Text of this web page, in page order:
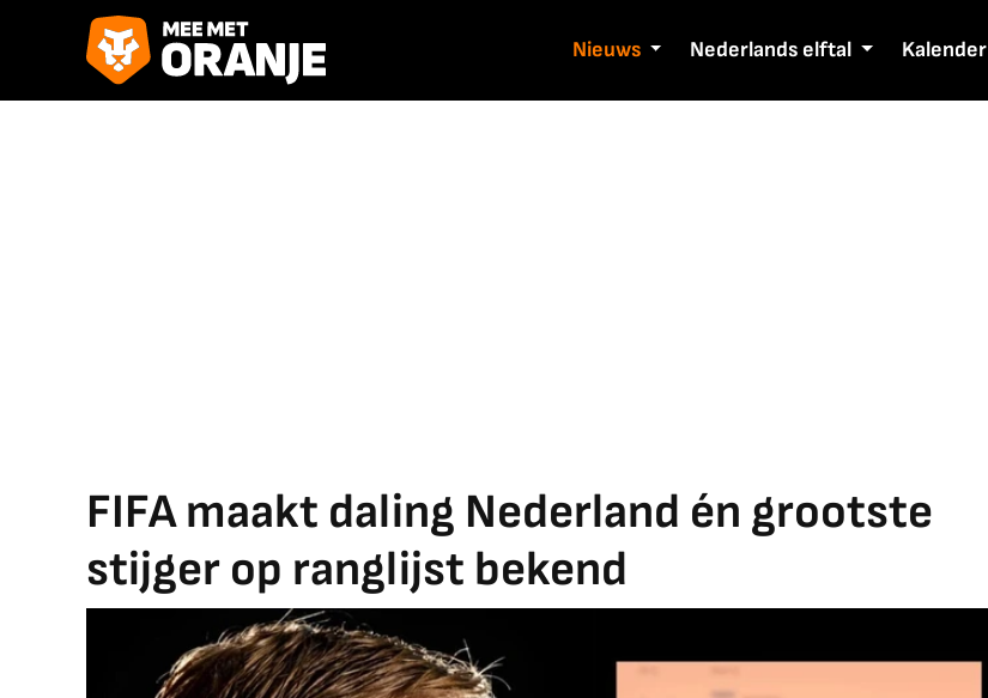
Nieuws Nederlands elftal Kalender
FIFA maakt daling Nederland én grootste
stijger op ranglijst bekend